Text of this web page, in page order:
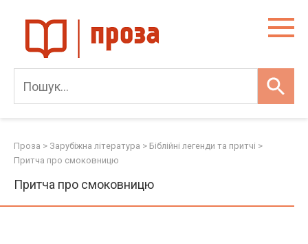
content
Проза > Зарубіжна література > Біблійні легенди та притчі >
Притча про смоковницю
Притча про смоковницю